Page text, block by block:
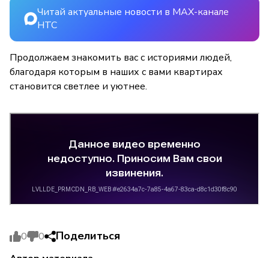
Читай актуальные новости в MAX-канале
НТС
Продолжаем знакомить вас с историями людей,
благодаря которым в наших с вами квартирах
становится светлее и уютнее.
0 0 Поделиться